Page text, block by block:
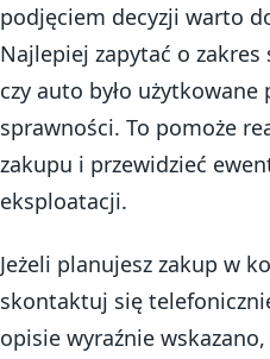
podjęciem decyzji warto
Najlepiej zapytać o
czy auto było
sprawności. To pomoże
zakupu i przewidzieć
eksploatacji.
Jeżeli planujesz zakup w
skontaktuj się
opisie wyraźnie